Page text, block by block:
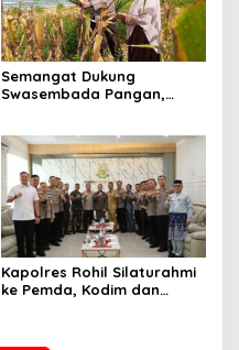
Semangat Dukung
Swasembada Pangan,
Sendayan
Kapolres Rohil Silaturahmi
ke Pemda, Kodim dan